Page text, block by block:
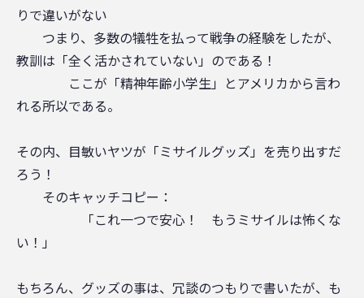
りで違いがない
つまり、多数の犠牲を払って戦争の経験をしたが、
教訓は「全く活かされていない」のである！
ここが「精神年齢小学生」とアメリカから言わ
れる所以である。
その内、目敏いヤツが「ミサイルグッズ」を売り出すだ
ろう！
そのキャッチコピー：
「これ一つで安心！ もうミサイルは怖くな
い！」
もちろん、グッズの事は、冗談のつもりで書いたが、も